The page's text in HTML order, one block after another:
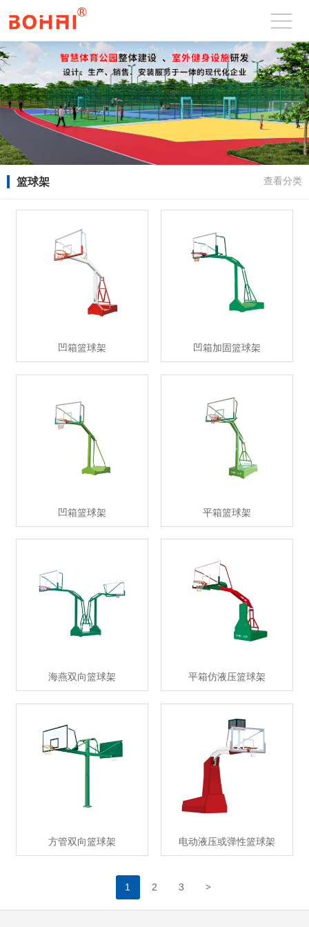
篮球架 查看分类
凹箱篮球架 凹箱加固篮球架
凹箱篮球架 平箱篮球架
海燕双向篮球架 平箱仿液压篮球架
方管双向篮球架 电动液压或弹性篮球架
1 2 3 >